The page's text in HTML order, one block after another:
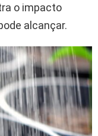
o impacto
alcançar.